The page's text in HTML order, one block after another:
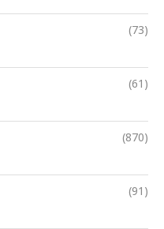
(73)
(61)
(870)
(91)